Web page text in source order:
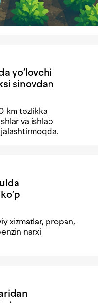
yo‘lovchi
sinovdan
km tezlikka
va ishlab
xizmatlar, propan,
narxi